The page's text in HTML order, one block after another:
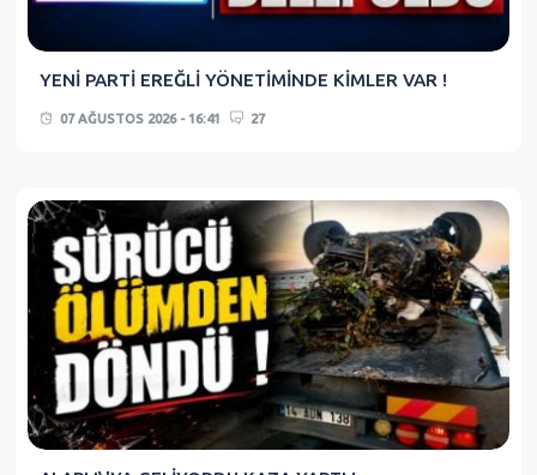
YENİ PARTİ EREĞLİ YÖNETİMİNDE KİMLER VAR !
07 AĞUSTOS 2026 - 16:41 27